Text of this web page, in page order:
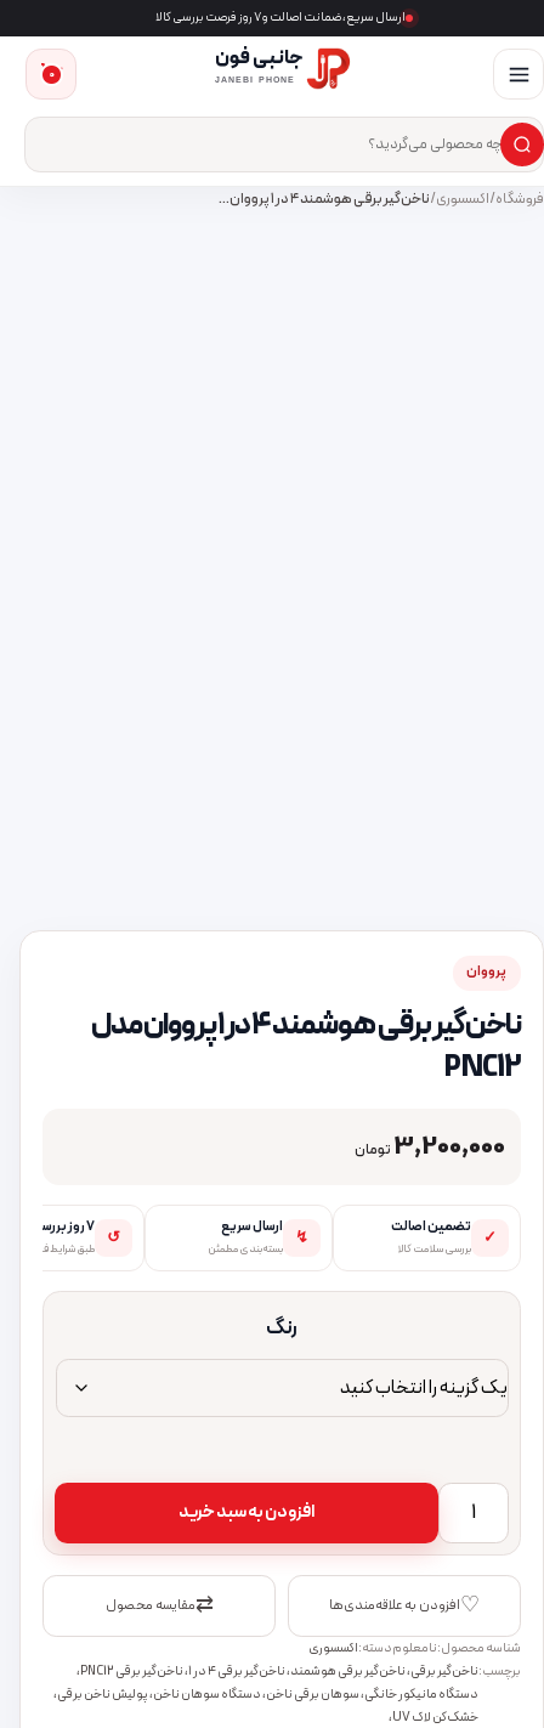
ارسال سریع، ضمانت اصالت و ۷ روز فرصت بررسی کالا
جانبی فون
JANEBI PHONE
جست‌وجوی محصول
×
0
فروشگاه/اکسسوری/ناخن‌گیر برقی هوشمند ۴ در ۱ پرووان…
پرووان
ناخن‌گیر برقی هوشمند ۴ در ۱ پرووان مدل
PNC12
3,200,000 تومان
✓ تضمین اصالت
بررسی سلامت کالا
↯ ارسال سریع
بسته‌بندی مطمئن
↺ ۷ روز بررسی
طبق شرایط فروشگاه
رنگ
ناخن‌گیر برقی هوشمند ۴ در ۱ پرووان مدل PNC12 عدد افزودن به سبد خرید
♡افزودن به علاقه‌مندی‌ها ⇄مقایسه محصول
شناسه محصول:نامعلومدسته:اکسسوری
برچسب:
ناخن‌گیر برقی، ناخن‌گیر برقی هوشمند، ناخن‌گیر برقی ۴ در ۱، ناخن‌گیر برقی PNC12،
دستگاه مانیکور خانگی، سوهان برقی ناخن، دستگاه سوهان ناخن، پولیش ناخن برقی،
خشک‌کن لاک UV،